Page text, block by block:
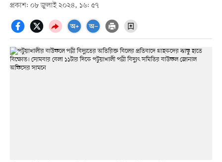
প্রকাশ: ০৮ জুলাই ২০২৪, ১৬: ৫৭